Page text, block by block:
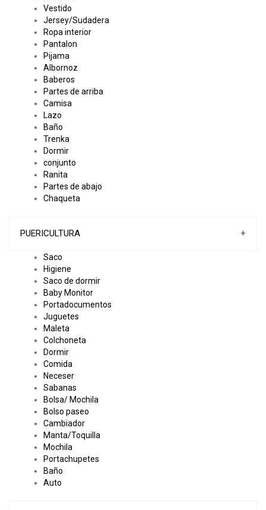
Vestido
Jersey/Sudadera
Ropa interior
Pantalon
Pijama
Albornoz
Baberos
Partes de arriba
Camisa
Lazo
Baño
Trenka
Dormir
conjunto
Ranita
Partes de abajo
Chaqueta
PUERICULTURA +
Saco
Higiene
Saco de dormir
Baby Monitor
Portadocumentos
Juguetes
Maleta
Colchoneta
Dormir
Comida
Neceser
Sabanas
Bolsa/ Mochila
Bolso paseo
Cambiador
Manta/Toquilla
Mochila
Portachupetes
Baño
Auto